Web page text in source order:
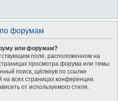
форумам
или форумам?
поле, расположенном на
просмотра форума или темы.
поиск, щёлкнув по ссылке
всех страницах конференции.
от используемого стиля.